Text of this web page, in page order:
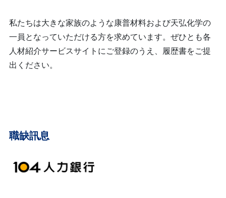
私たちは大きな家族のような康普材料および天弘化学の
一員となっていただける方を求めています。ぜひとも各
人材紹介サービスサイトにご登録のうえ、履歴書をご提
出ください。
職缺訊息